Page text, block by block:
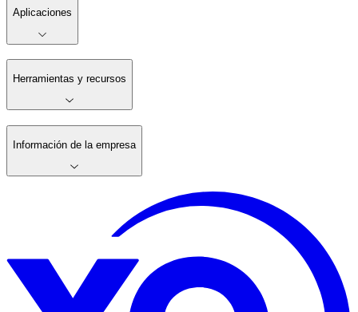
Aplicaciones
Herramientas y recursos
Información de la empresa